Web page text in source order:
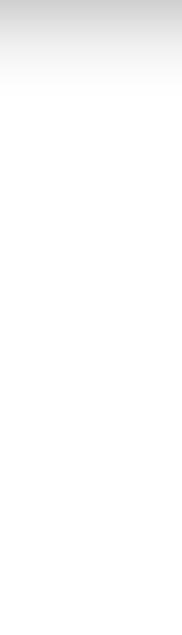
ved at klikke